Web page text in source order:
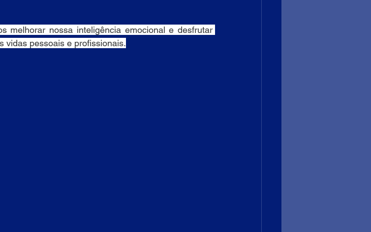
melhorar nossa inteligência emocional e desfrutar
vidas pessoais e profissionais.